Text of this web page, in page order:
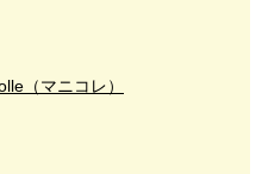
（マニコレ）